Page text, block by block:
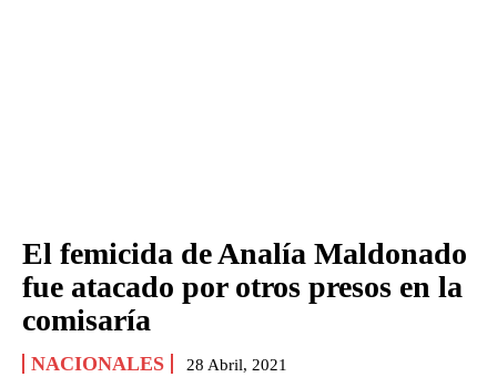
El femicida de Analía Maldonado
fue atacado por otros presos en la
comisaría
NACIONALES 28 Abril, 2021